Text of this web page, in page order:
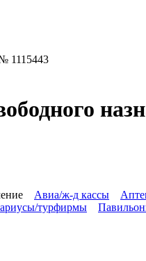
1115443
Авиа/ж-д кассы
турфирмы